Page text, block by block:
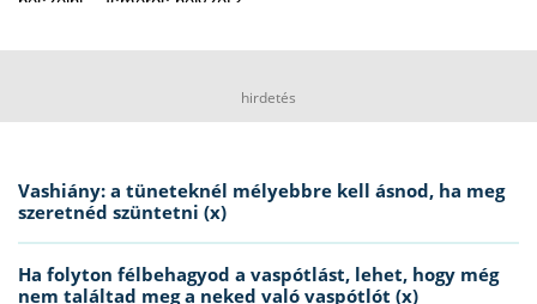
hirdetés
Vashiány: a tüneteknél mélyebbre kell ásnod, ha meg
szeretnéd szüntetni (x)
Ha folyton félbehagyod a vaspótlást, lehet, hogy még
nem találtad meg a neked való vaspótlót (x)